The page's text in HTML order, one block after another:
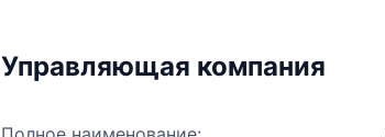
Управляющая компания